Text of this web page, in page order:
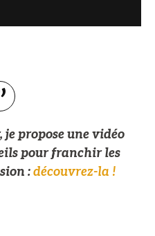
propose une vidéo
pour franchir les
:découvrez-la !